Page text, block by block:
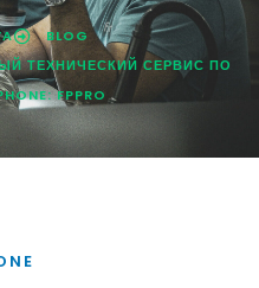
BLOG
ТЕХНИЧЕСКИЙ СЕРВИС ПО
FPPRO